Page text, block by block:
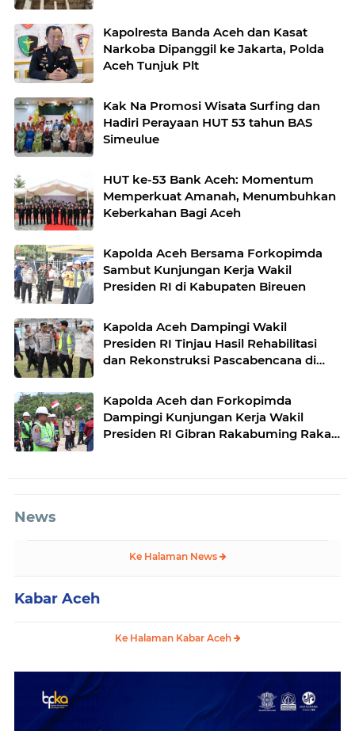
Kapolresta Banda Aceh dan Kasat
Narkoba Dipanggil ke Jakarta, Polda
Aceh Tunjuk Plt
Kak Na Promosi Wisata Surfing dan
Hadiri Perayaan HUT 53 tahun BAS
Simeulue
HUT ke-53 Bank Aceh: Momentum
Memperkuat Amanah, Menumbuhkan
Keberkahan Bagi Aceh
Kapolda Aceh Bersama Forkopimda
Sambut Kunjungan Kerja Wakil
Presiden RI di Kabupaten Bireuen
Kapolda Aceh Dampingi Wakil
Presiden RI Tinjau Hasil Rehabilitasi
dan Rekonstruksi Pascabencana di
Kapolda Aceh dan Forkopimda
Dampingi Kunjungan Kerja Wakil
Presiden RI Gibran Rakabuming Raka
News
Ke Halaman News
Kabar Aceh
Ke Halaman Kabar Aceh